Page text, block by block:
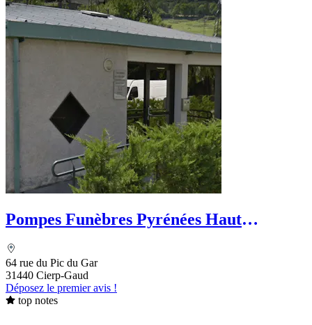
Pompes Funèbres Pyrénées Haut
64 rue du Pic du Gar
31440 Cierp-Gaud
Déposez le premier avis !
top notes